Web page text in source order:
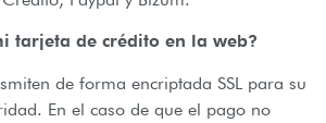
tarjeta de crédito en la web?
de forma encriptada SSL para su
En el caso de que el pago no